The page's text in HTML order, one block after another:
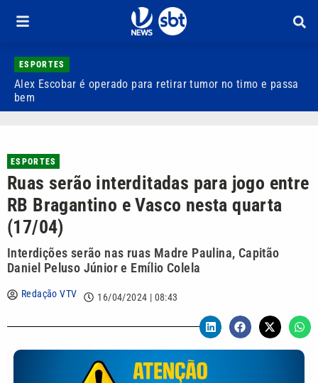
ESPORTES
Alex Escobar é operado para retirar tumor no timo e passa
bem
ESPORTES
Ruas serão interditadas para jogo entre
RB Bragantino e Vasco nesta quarta
(17/04)
Interdições serão nas ruas Madre Paulina, Capitão
Daniel Peluso Júnior e Emílio Colela
Redação VTV 16/04/2024 | 08:43